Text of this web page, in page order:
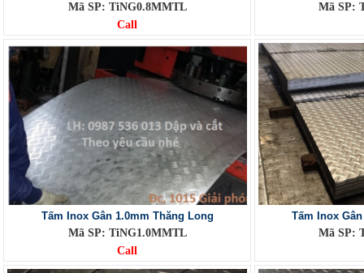
Mã SP: TiNG0.8MMTL
Call
Mã SP:
Tấm Inox Gân 1.0mm Thăng Long
Mã SP: TiNG1.0MMTL
Call
Tấm Inox
Mã SP: